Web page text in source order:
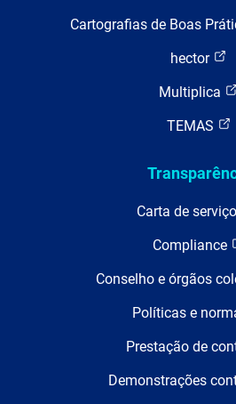
Cartografias de Boas
hector
Multiplica
TEMAS
Carta de
Compliance
Conselho e órgãos
Políticas e
Prestação de
Demonstrações